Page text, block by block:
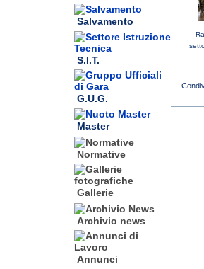
Salvamento
S.I.T.
G.U.G.
Master
Normative
Gallerie
Archivio news
Annunci